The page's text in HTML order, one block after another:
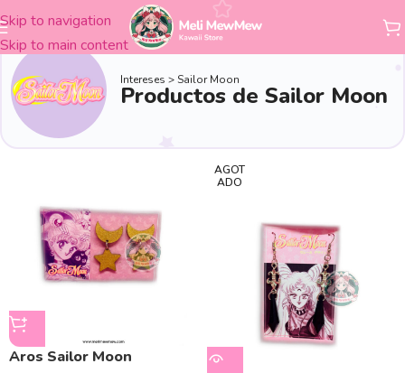
Skip to navigation
Skip to main content
Intereses > Sailor Moon
Productos de Sailor Moon
Aros Sailor Moon
AGOT
ADO